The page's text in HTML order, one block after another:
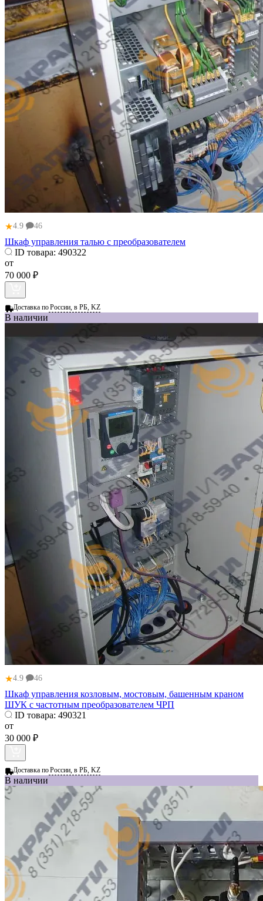
★4.9 46
Шкаф управления талью с преобразователем
ID товара: 490322
от
70 000 ₽
Доставка поРоссии, в РБ, KZ
В наличии
★4.9 46
Шкаф управления козловым, мостовым, башенным краном
ШУК c частотным преобразователем ЧРП
ID товара: 490321
от
30 000 ₽
Доставка поРоссии, в РБ, KZ
В наличии